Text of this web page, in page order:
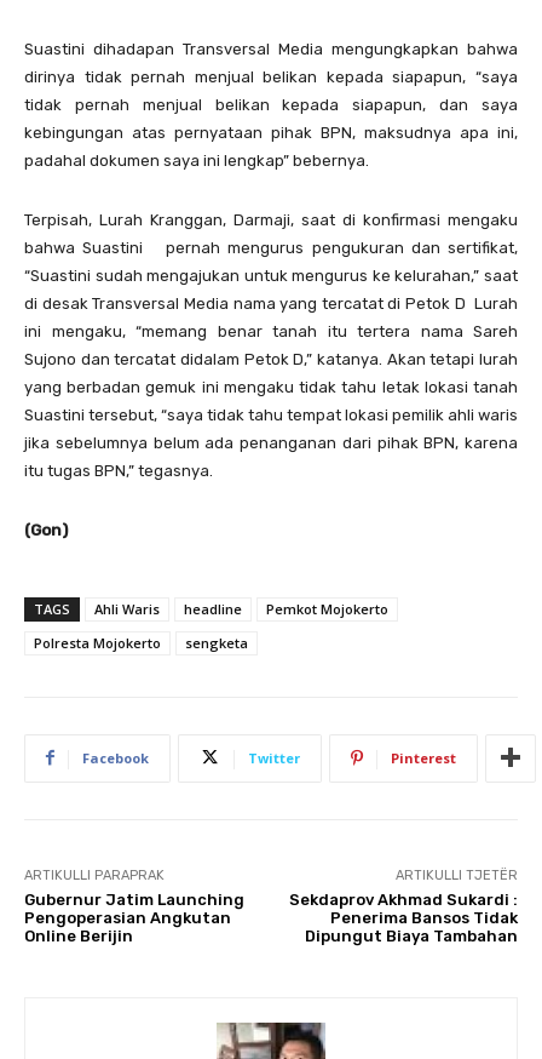
Suastini dihadapan Transversal Media mengungkapkan bahwa
dirinya tidak pernah menjual belikan kepada siapapun, “saya
tidak pernah menjual belikan kepada siapapun, dan saya
kebingungan atas pernyataan pihak BPN, maksudnya apa ini,
padahal dokumen saya ini lengkap” bebernya.
Terpisah, Lurah Kranggan, Darmaji, saat di konfirmasi mengaku
bahwa Suastini pernah mengurus pengukuran dan sertifikat,
“Suastini sudah mengajukan untuk mengurus ke kelurahan,” saat
di desak Transversal Media nama yang tercatat di Petok D Lurah
ini mengaku, “memang benar tanah itu tertera nama Sareh
Sujono dan tercatat didalam Petok D,” katanya. Akan tetapi lurah
yang berbadan gemuk ini mengaku tidak tahu letak lokasi tanah
Suastini tersebut, “saya tidak tahu tempat lokasi pemilik ahli waris
jika sebelumnya belum ada penanganan dari pihak BPN, karena
itu tugas BPN,” tegasnya.
(Gon)
TAGS Ahli Waris headline
Pemkot Mojokerto
Polresta Mojokerto
sengketa
Facebook Twitter Pinterest
ARTIKULLI PARAPRAK
Gubernur Jatim Launching
Pengoperasian Angkutan
Online Berijin
ARTIKULLI TJETËR
Sekdaprov Akhmad Sukardi :
Penerima Bansos Tidak
Dipungut Biaya Tambahan